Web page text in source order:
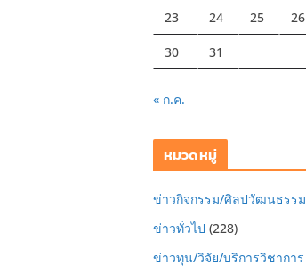
23 24 25 26
30 31
« ก.ค.
หมวดหมู่
ข่าวกิจกรรม/ศิลปวัฒนธรรม
ข่าวทั่วไป (228)
ข่าวทุน/วิจัย/บริการวิชาการ